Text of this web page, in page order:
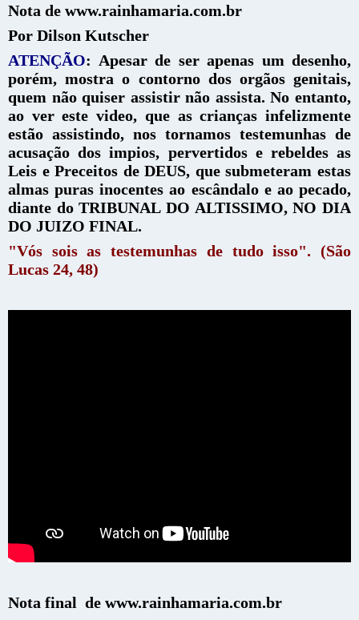
Nota de www.rainhamaria.com.br
Por Dilson Kutscher
ATENÇÃO: Apesar de ser apenas um desenho,
porém, mostra o contorno dos orgãos genitais,
quem não quiser assistir não assista. No entanto,
ao ver este video, que as crianças infelizmente
estão assistindo, nos tornamos testemunhas de
acusação dos impios, pervertidos e rebeldes as
Leis e Preceitos de DEUS, que submeteram estas
almas puras inocentes ao escândalo e ao pecado,
diante do TRIBUNAL DO ALTISSIMO, NO DIA
DO JUIZO FINAL.
"Vós sois as testemunhas de tudo isso". (São
Lucas 24, 48)
Nota final de www.rainhamaria.com.br